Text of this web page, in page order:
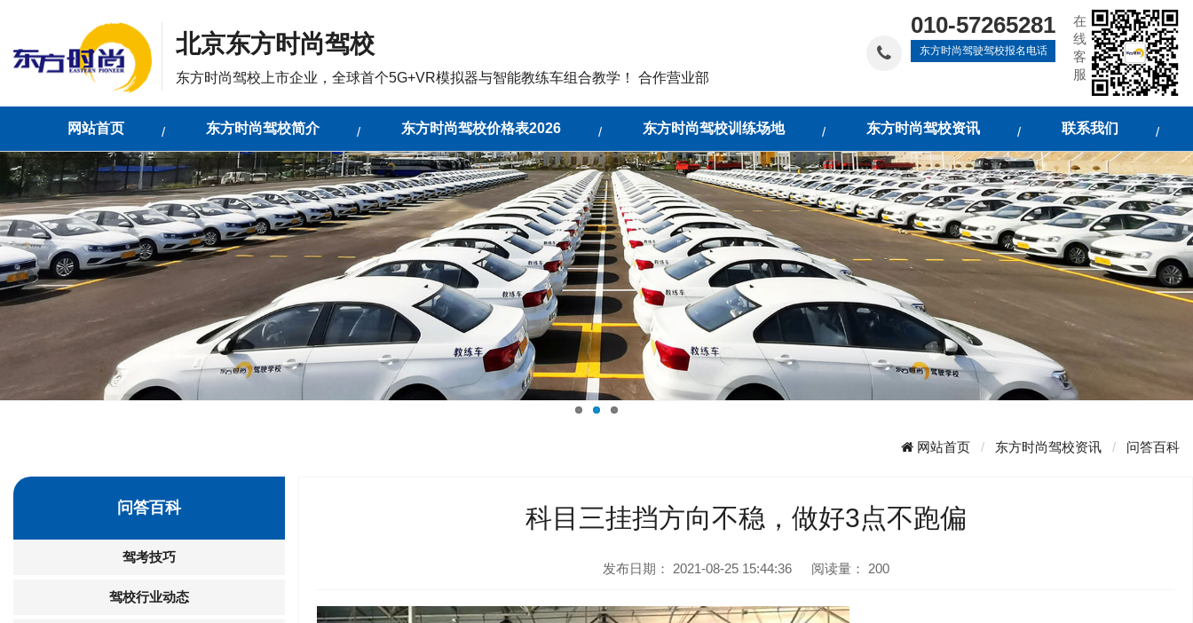
北京东方时尚驾校
东方时尚驾校上市企业，全球首个5G+VR模拟器与智能教练车组合教学！ 合作营业部
010-57265281
东方时尚驾驶驾校报名电话
在
线
客
服
网站首页 东方时尚驾校简介 东方时尚驾校价格表2026 东方时尚驾校训练场地 东方时尚驾校资讯 联系我们
网站首页 东方时尚驾校资讯 问答百科
问答百科
驾考技巧
驾校行业动态
科目三挂挡方向不稳，做好3点不跑偏
发布日期： 2021-08-25 15:44:36 阅读量： 200